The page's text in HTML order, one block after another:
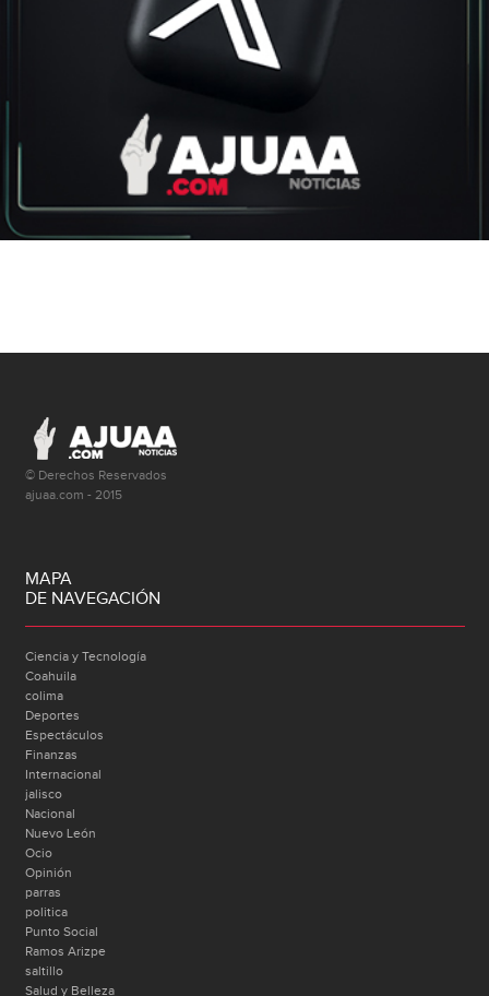
© Derechos Reservados
ajuaa.com - 2015
MAPA
DE NAVEGACIÓN
Ciencia y Tecnología
Coahuila
colima
Deportes
Espectáculos
Finanzas
Internacional
jalisco
Nacional
Nuevo León
Ocio
Opinión
parras
politica
Punto Social
Ramos Arizpe
saltillo
Salud y Belleza